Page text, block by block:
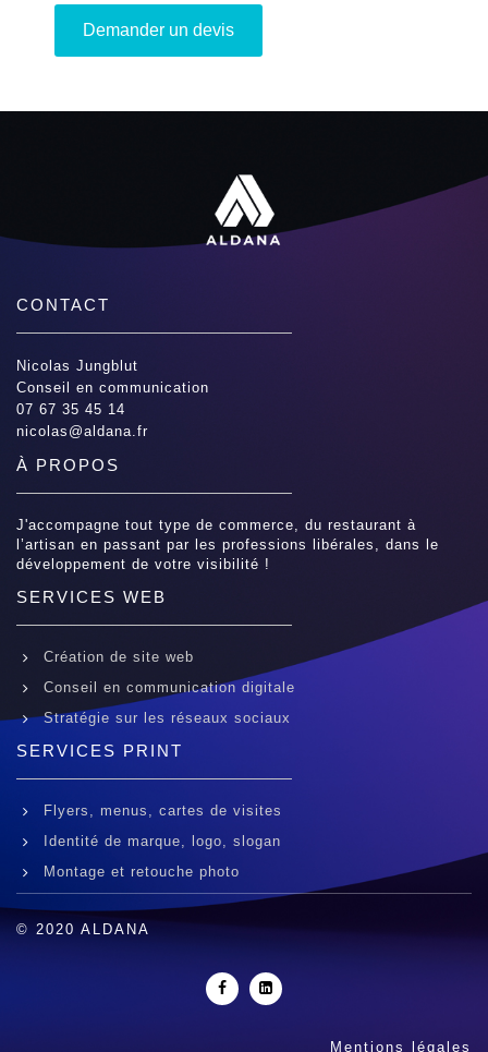
Demander un devis
CONTACT
Nicolas Jungblut
Conseil en communication
07 67 35 45 14
nicolas@aldana.fr
À PROPOS
J'accompagne tout type de commerce, du restaurant à
l’artisan en passant par les professions libérales, dans le
développement de votre visibilité !
SERVICES WEB
Création de site web
Conseil en communication digitale
Stratégie sur les réseaux sociaux
SERVICES PRINT
Flyers, menus, cartes de visites
Identité de marque, logo, slogan
Montage et retouche photo
© 2020 ALDANA
Mentions légales